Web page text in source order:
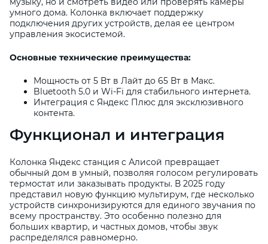
умного дома. Колонка включает поддержку
подключения других устройств, делая ее центром
управления экосистемой.
Основные технические преимущества:
Мощность от 5 Вт в Лайт до 65 Вт в Макс.
Bluetooth 5.0 и Wi-Fi для стабильного интернета.
Интеграция с Яндекс Плюс для эксклюзивного
контента.
Функционал и интеграция
Колонка Яндекс станция с Алисой превращает
обычный дом в умный, позволяя голосом регулировать
термостат или заказывать продукты. В 2025 году
представил новую функцию мультирум, где несколько
устройств синхронизируются для единого звучания по
всему пространству. Это особенно полезно для
больших квартир, и частных домов, чтобы звук
распределялся равномерно.